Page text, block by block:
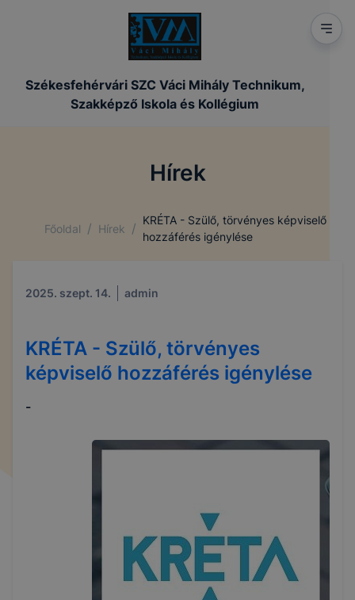
Székesfehérvári SZC Váci Mihály Technikum,
Szakképző Iskola és Kollégium
Hírek
Főoldal / Hírek /
KRÉTA - Szülő, törvényes képviselő
hozzáférés igénylése
2025. szept. 14. admin
KRÉTA - Szülő, törvényes
képviselő hozzáférés igénylése
-